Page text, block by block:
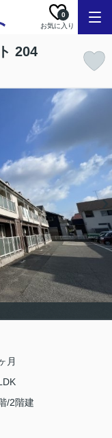
お気に入り
0
204
月
/2階建